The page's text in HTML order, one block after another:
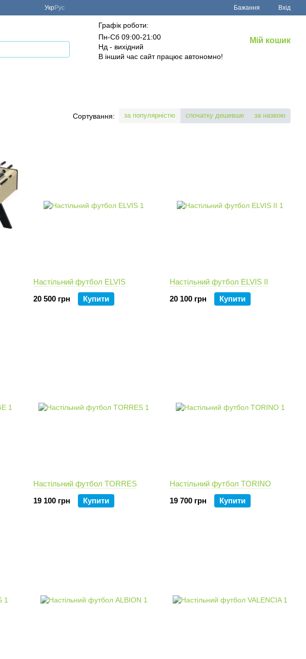
УкрРус Бажання Вхід
Графік роботи:
Пн-Сб 09:00-21:00
Нд - вихідний
В інший час сайт працює автономно!
Мій кошик
Сортування: за популярністю спочатку дешевше за назвою
Настільний футбол ELVIS
20 500 грн
Купити
Настільний футбол ELVIS II
20 100 грн
Купити
Настільний футбол TORRES
19 100 грн
Купити
Настільний футбол TORINO
19 700 грн
Купити